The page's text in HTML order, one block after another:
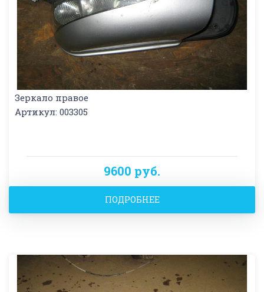
Зеркало правое
Артикул: 003305
9600 руб.
ПОДРОБНЕЕ